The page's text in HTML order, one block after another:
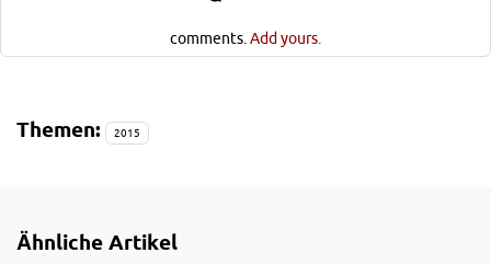
comments. Add yours.
Themen: 2015
Ähnliche Artikel